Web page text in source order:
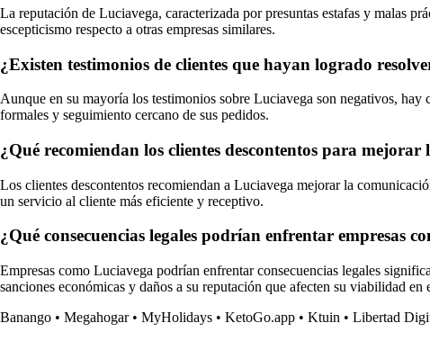
La reputación de Luciavega, caracterizada por presuntas estafas y malas
escepticismo respecto a otras empresas similares.
¿Existen testimonios de clientes que hayan logrado
Aunque en su mayoría los testimonios sobre Luciavega son negativos, hay
formales y seguimiento cercano de sus pedidos.
¿Qué recomiendan los clientes descontentos para
Los clientes descontentos recomiendan a Luciavega mejorar la
un servicio al cliente más eficiente y receptivo.
¿Qué consecuencias legales podrían enfrentar empresas
Empresas como Luciavega podrían enfrentar consecuencias legales
sanciones económicas y daños a su reputación que afecten su viabilidad en
Banango • Megahogar• MyHolidays • KetoGo.app • Ktuin • Libertad